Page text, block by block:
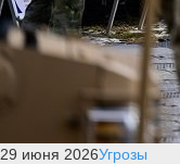
29 июня 2026Угрозы